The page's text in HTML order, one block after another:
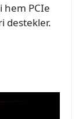
hem PCIe
destekler.